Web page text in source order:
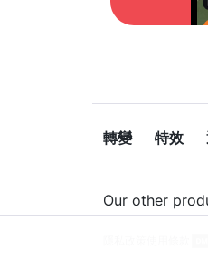
轉變 特效
Our other